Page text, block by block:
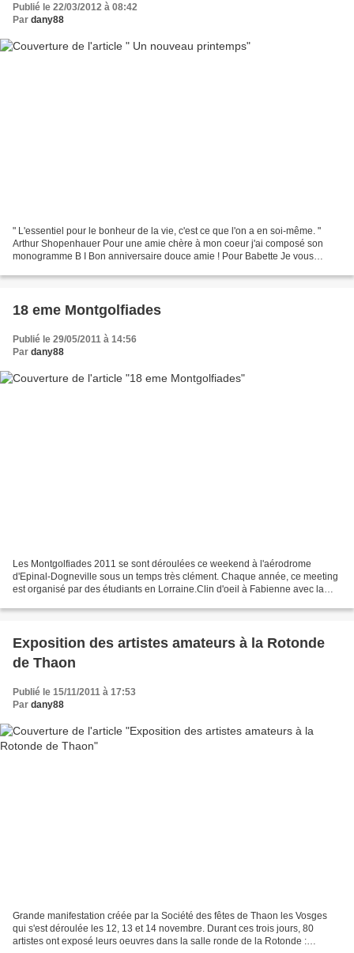
Publié le 22/03/2012 à 08:42
Par dany88
" L'essentiel pour le bonheur de la vie, c'est ce que l'on a en soi-même. "
Arthur Shopenhauer Pour une amie chère à mon coeur j'ai composé son
monogramme B I Bon anniversaire douce amie ! Pour Babette Je vous
18 eme Montgolfiades
Publié le 29/05/2011 à 14:56
Par dany88
Les Montgolfiades 2011 se sont déroulées ce weekend à l'aérodrome
d'Epinal-Dogneville sous un temps très clément. Chaque année, ce meeting
est organisé par des étudiants en Lorraine.Clin d'oeil à Fabienne avec la
Exposition des artistes amateurs à la Rotonde
de Thaon
Publié le 15/11/2011 à 17:53
Par dany88
Grande manifestation créée par la Société des fêtes de Thaon les Vosges
qui s'est déroulée les 12, 13 et 14 novembre. Durant ces trois jours, 80
artistes ont exposé leurs oeuvres dans la salle ronde de la Rotonde :